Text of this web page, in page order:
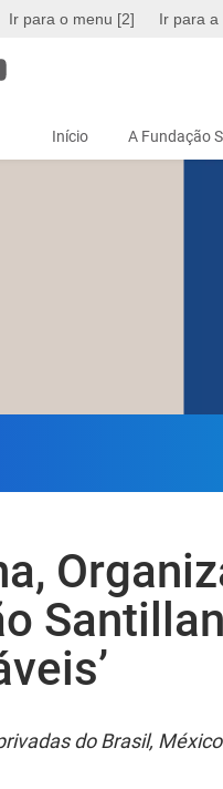
Ir para o menu [2] Ir para a
Início A Fundação
do Brasil,